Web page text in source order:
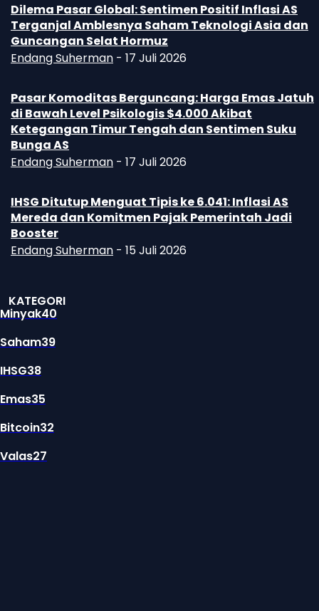
Dilema Pasar Global: Sentimen Positif Inflasi AS
Terganjal Amblesnya Saham Teknologi Asia dan
Guncangan Selat Hormuz
Endang Suherman - 17 Juli 2026
Pasar Komoditas Berguncang: Harga Emas Jatuh
di Bawah Level Psikologis $4.000 Akibat
Ketegangan Timur Tengah dan Sentimen Suku
Bunga AS
Endang Suherman - 17 Juli 2026
IHSG Ditutup Menguat Tipis ke 6.041: Inflasi AS
Mereda dan Komitmen Pajak Pemerintah Jadi
Booster
Endang Suherman - 15 Juli 2026
KATEGORI
Minyak40
Saham39
IHSG38
Emas35
Bitcoin32
Valas27